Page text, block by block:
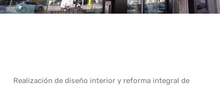
Realización de diseño interior y reforma integral de